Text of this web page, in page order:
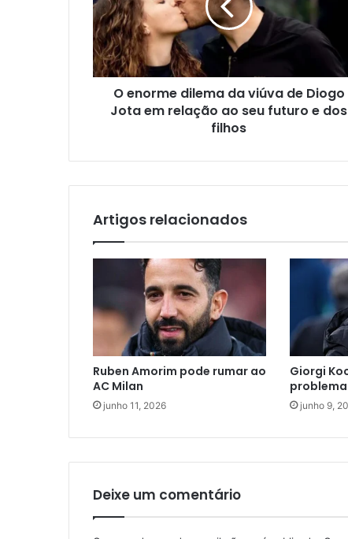
O enorme dilema da viúva de Diogo
Jota em relação ao seu futuro e dos
filhos
Artigos relacionados
Ruben Amorim pode rumar ao
AC Milan
junho 11, 2026
Giorgi
junho 9,
Deixe um comentário